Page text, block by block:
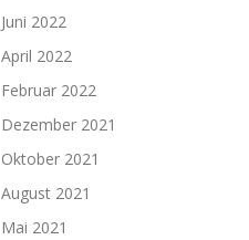
Juni 2022
April 2022
Februar 2022
Dezember 2021
Oktober 2021
August 2021
Mai 2021